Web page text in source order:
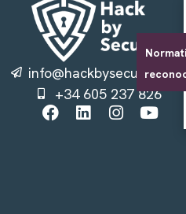
+34 605 237 826